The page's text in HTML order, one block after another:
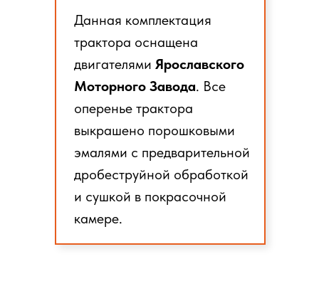
Данная комплектация
трактора оснащена
двигателями Ярославского
Моторного Завода. Все
оперенье трактора
выкрашено порошковыми
эмалями с предварительной
дробеструйной обработкой
и сушкой в покрасочной
камере.